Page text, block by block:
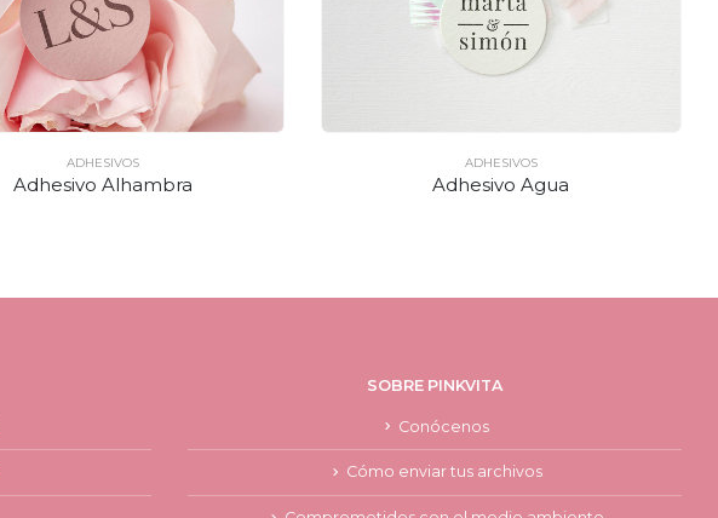
ADHESIVOS
Adhesivo Alhambra
ADHESIVOS
Adhesivo Agua
SOBRE PINKVITA
Conócenos
Cómo enviar tus archivos